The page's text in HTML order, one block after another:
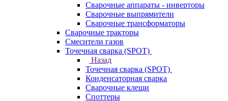
Сварочные аппараты - инверторы
Сварочные выпрямители
Сварочные трансформаторы
Сварочные тракторы
Смесители газов
Точечная сварка (SPOT)
Назад
Точечная сварка (SPOT)
Конденсаторная сварка
Сварочные клещи
Споттеры